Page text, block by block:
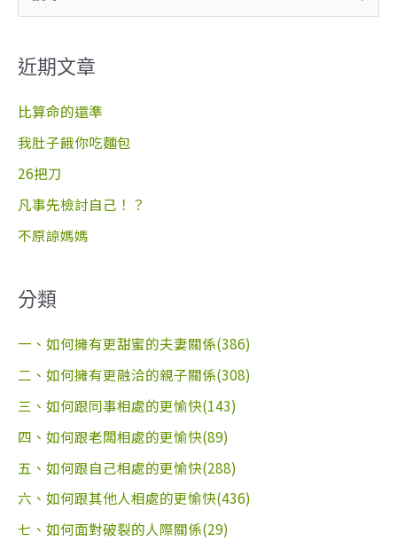
尋
鍵
字
:
近期文章
比算命的還準
我肚子餓你吃麵包
26把刀
凡事先檢討自己！？
不原諒媽媽
分類
一、如何擁有更甜蜜的夫妻關係(386)
二、如何擁有更融洽的親子關係(308)
三、如何跟同事相處的更愉快(143)
四、如何跟老闆相處的更愉快(89)
五、如何跟自己相處的更愉快(288)
六、如何跟其他人相處的更愉快(436)
七、如何面對破裂的人際關係(29)